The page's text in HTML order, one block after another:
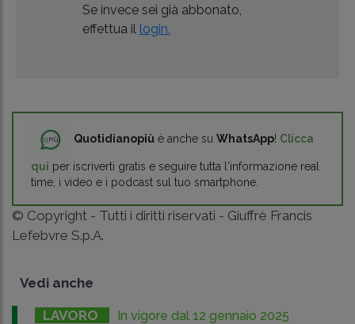
Se invece sei già abbonato,
effettua il login.
Quotidianopiù è anche su WhatsApp! Clicca
qui per iscriverti gratis e seguire tutta l'informazione real
time, i video e i podcast sul tuo smartphone.
© Copyright - Tutti i diritti riservati - Giuffrè Francis
Lefebvre S.p.A.
Vedi anche
LAVORO In vigore dal 12 gennaio 2025